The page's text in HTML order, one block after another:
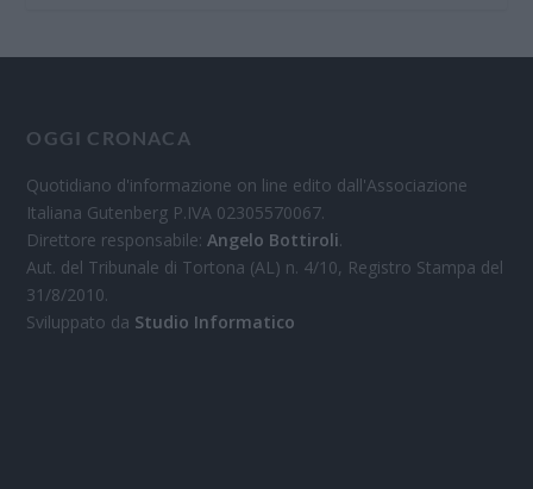
OGGI CRONACA
Quotidiano d'informazione on line edito dall'Associazione
Italiana Gutenberg P.IVA 02305570067.
Direttore responsabile:Angelo Bottiroli.
Aut. del Tribunale di Tortona (AL) n. 4/10, Registro Stampa del
31/8/2010.
Sviluppato da Studio Informatico